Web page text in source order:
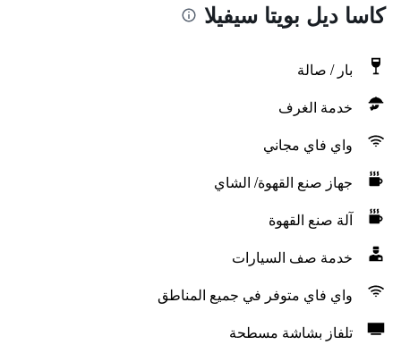
كاسا ديل بويتا سيفيلا
بار / صالة
خدمة الغرف
واي فاي مجاني
جهاز صنع القهوة/ الشاي
آلة صنع القهوة
خدمة صف السيارات
واي فاي متوفر في جميع المناطق
تلفاز بشاشة مسطحة